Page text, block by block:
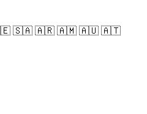
🇸🇦 🇦🇷 🇦🇲 🇦🇺 🇦🇹